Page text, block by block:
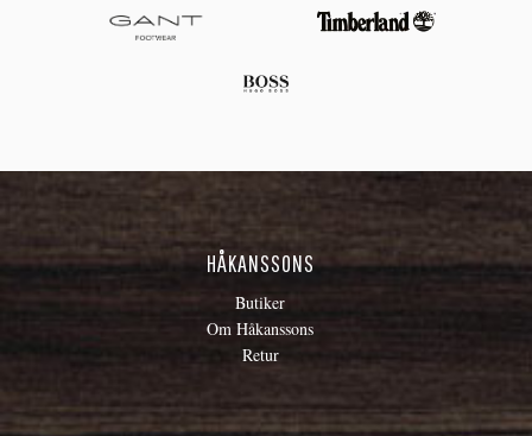
HÅKANSSONS
Butiker
Om Håkanssons
Retur